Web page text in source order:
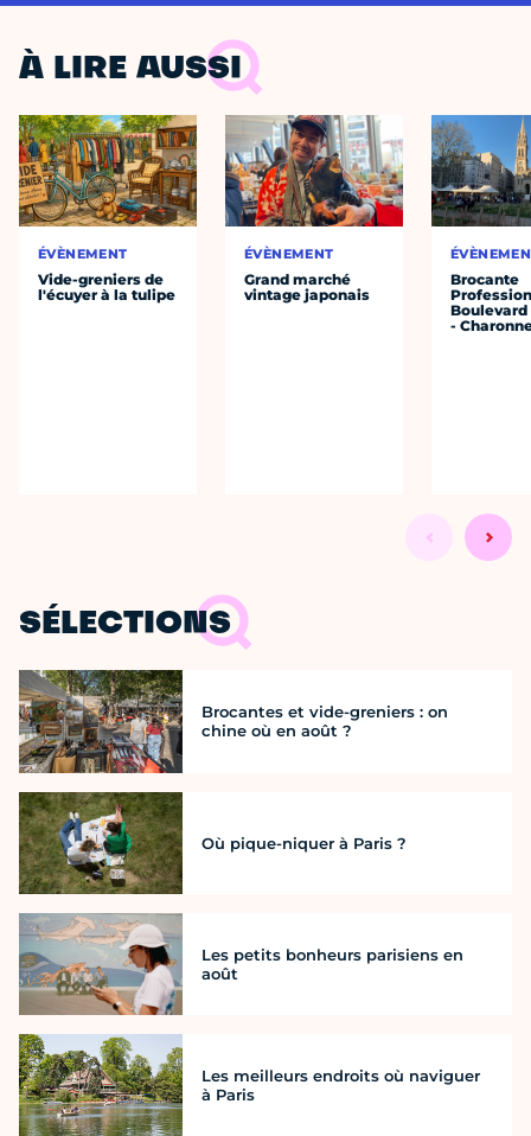
À LIRE AUSSI
ÉVÈNEMENT
Vide-greniers de
l'écuyer à la tulipe
ÉVÈNEMENT
Grand marché
vintage japonais
Brocante
-
SÉLECTIONS
Brocantes et vide-greniers : on
chine où en août ?
Où pique-niquer à Paris ?
Les petits bonheurs parisiens en
août
Les meilleurs endroits où naviguer
à Paris